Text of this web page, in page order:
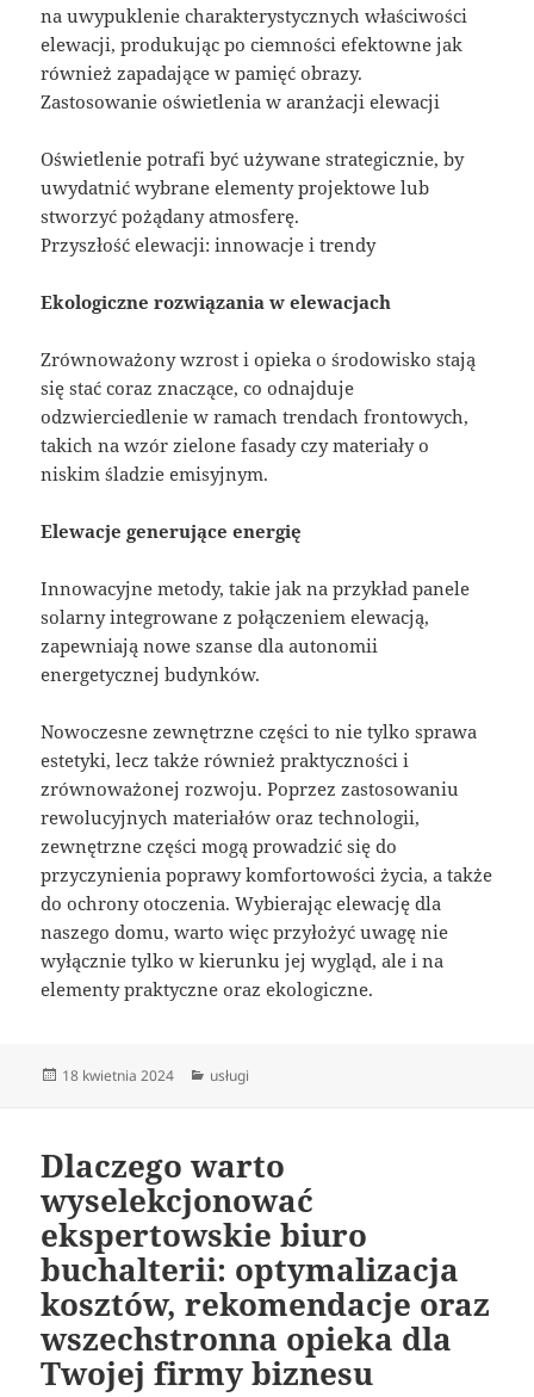
na uwypuklenie charakterystycznych właściwości
elewacji, produkując po ciemności efektowne jak
również zapadające w pamięć obrazy.
Zastosowanie oświetlenia w aranżacji elewacji
Oświetlenie potrafi być używane strategicznie, by
uwydatnić wybrane elementy projektowe lub
stworzyć pożądany atmosferę.
Przyszłość elewacji: innowacje i trendy
Ekologiczne rozwiązania w elewacjach
Zrównoważony wzrost i opieka o środowisko stają
się stać coraz znaczące, co odnajduje
odzwierciedlenie w ramach trendach frontowych,
takich na wzór zielone fasady czy materiały o
niskim śladzie emisyjnym.
Elewacje generujące energię
Innowacyjne metody, takie jak na przykład panele
solarny integrowane z połączeniem elewacją,
zapewniają nowe szanse dla autonomii
energetycznej budynków.
Nowoczesne zewnętrzne części to nie tylko sprawa
estetyki, lecz także również praktyczności i
zrównoważonej rozwoju. Poprzez zastosowaniu
rewolucyjnych materiałów oraz technologii,
zewnętrzne części mogą prowadzić się do
przyczynienia poprawy komfortowości życia, a także
do ochrony otoczenia. Wybierając elewację dla
naszego domu, warto więc przyłożyć uwagę nie
wyłącznie tylko w kierunku jej wygląd, ale i na
elementy praktyczne oraz ekologiczne.
Data
18 kwietnia 2024 Kategorie
usługi
Dlaczego warto
wyselekcjonować
ekspertowskie biuro
buchalterii: optymalizacja
kosztów, rekomendacje oraz
wszechstronna opieka dla
Twojej firmy biznesu